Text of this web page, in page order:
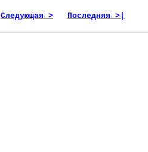
Следующая > Последняя >|